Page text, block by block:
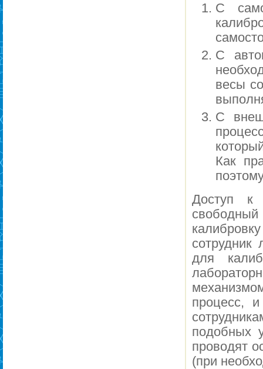
C
С
весы
С
Как
Доступ к
сотрудник
для
процесс,
подобных
проводят
(при